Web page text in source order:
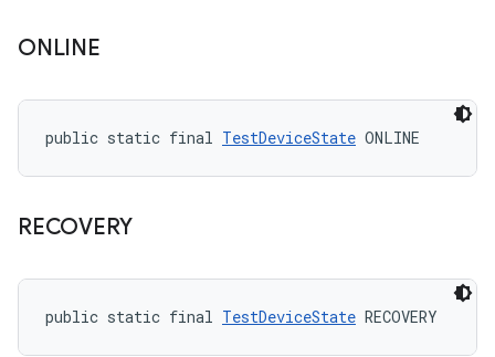
ONLINE
public static final TestDeviceState ONLINE
RECOVERY
public static final TestDeviceState RECOVERY